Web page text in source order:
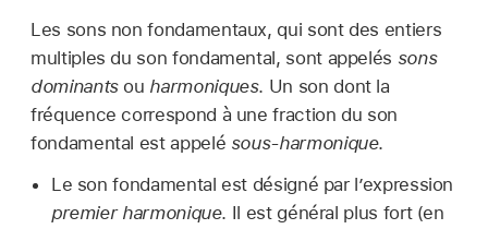
Les sons non fondamentaux, qui sont des entiers
multiples du son fondamental, sont appelés sons
dominantsou harmoniques. Un son dont la
fréquence correspond à une fraction du son
fondamental est appelé sous-harmonique.
Le son fondamental est désigné par l’expression
premier harmonique. Il est général plus fort (en